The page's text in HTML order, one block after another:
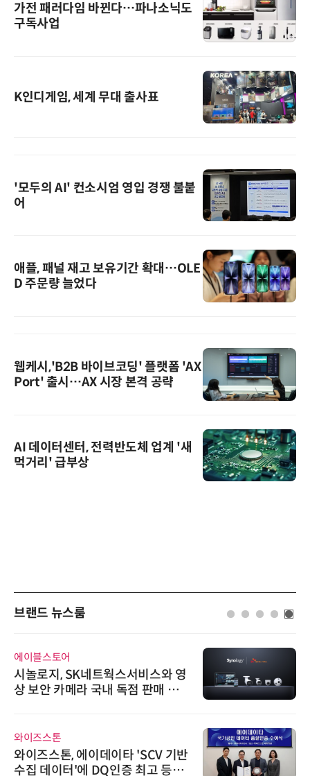
가전 패러다임 바뀐다…파나소닉도
구독사업
K인디게임, 세계 무대 출사표
'모두의 AI' 컨소시엄 영입 경쟁 불붙
어
애플, 패널 재고 보유기간 확대…OLE
D 주문량 늘었다
웹케시,'B2B 바이브코딩' 플랫폼 'AX
Port' 출시…AX 시장 본격 공략
AI 데이터센터, 전력반도체 업계 '새
먹거리' 급부상
브랜드 뉴스룸
에이블스토어
시놀로지, SK네트웍스서비스와 영
상 보안 카메라 국내 독점 판매 파
와이즈스톤
와이즈스톤, 에이데이타 'SCV 기반
수집 데이터'에 DQ인증 최고 등급